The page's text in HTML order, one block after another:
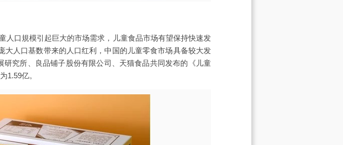
人口規模引起巨大的市场需求，儿童食品市场有望保持快速发
大人口基数带来的人口红利，中国的儿童零食市场具备较大发
究所、良品铺子股份有限公司、天猫食品共同发布的《儿童
1.59亿。